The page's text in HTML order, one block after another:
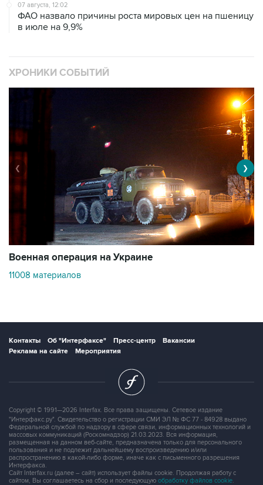
07 августа, 12:02
ФАО назвало причины роста мировых цен на пшеницу
в июле на 9,9%
ХРОНИКИ СОБЫТИЙ
Военная операция на Украине
11008 материалов
❮ ❯
Контакты Об "Интерфаксе" Пресс-центр
Вакансии
Реклама на сайте
Мероприятия
Copyright © 1991—2026 Interfax. Все права защищены. Сетевое издание
"Интерфакс.ру". Свидетельство о регистрации СМИ ЭЛ № ФС 77 - 84928 выдано
Федеральной службой по надзору в сфере связи, информационных технологий и
массовых коммуникаций (Роскомнадзор) 21.03.2023. Вся информация,
размещенная на данном веб-сайте, предназначена только для персонального
пользования и не подлежит дальнейшему воспроизведению и/или
распространению в какой-либо форме, иначе как с письменного разрешения
Интерфакса.
Сайт Interfax.ru (далее – сайт) использует файлы cookie. Продолжая работу с
сайтом, Вы соглашаетесь на сбор и последующую обработку файлов cookie